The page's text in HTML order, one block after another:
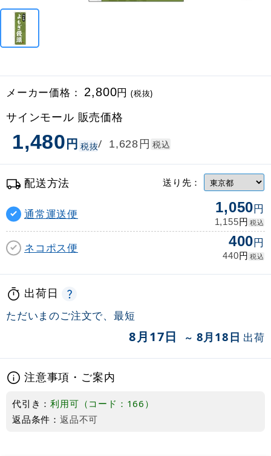
メーカー価格： 2,800円(税抜)
サインモール 販売価格
1,480円 税抜/ 1,628円 税込
配送方法 送り先：
通常運送便 1,050円
1,155円 税込
ネコポス便 400円
440円 税込
出荷日
ただいまのご注文で、最短
8月17日 ～ 8月18日 出荷
注意事項・ご案内
代引き：利用可（コード：166）
返品条件： 返品不可